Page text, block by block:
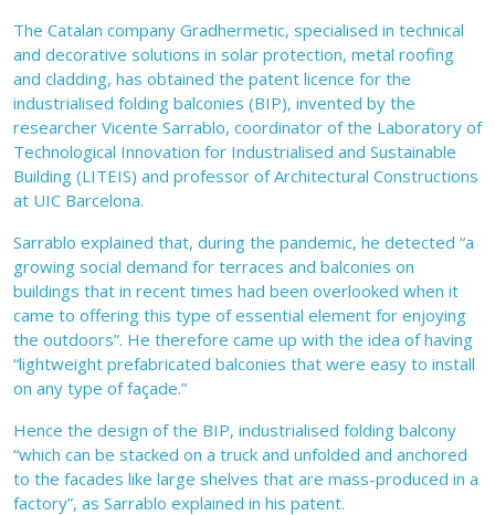
The Catalan company Gradhermetic, specialised in technical
and decorative solutions in solar protection, metal roofing
and cladding, has obtained the patent licence for the
industrialised folding balconies (BIP), invented by the
researcher Vicente Sarrablo, coordinator of the Laboratory of
Technological Innovation for Industrialised and Sustainable
Building (LITEIS) and professor of Architectural Constructions
at UIC Barcelona.
Sarrablo explained that, during the pandemic, he detected “a
growing social demand for terraces and balconies on
buildings that in recent times had been overlooked when it
came to offering this type of essential element for enjoying
the outdoors”. He therefore came up with the idea of having
“lightweight prefabricated balconies that were easy to install
on any type of façade.”
Hence the design of the BIP, industrialised folding balcony
“which can be stacked on a truck and unfolded and anchored
to the facades like large shelves that are mass-produced in a
factory”, as Sarrablo explained in his patent.